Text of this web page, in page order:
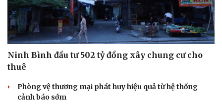
Văn hóa
Văn học
Âm nhạc
Thời trang
Ninh Bình đầu tư 502 tỷ đồng xây chung cư cho
thuê
Phòng vệ thương mại phát huy hiệu quả từ hệ thống
cảnh báo sớm